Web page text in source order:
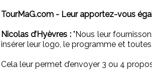
TourMaG.com - Leur apportez-vous
Nicolas d’Hyèvres :"Nous leur
insérer leur logo, le programme et
Cela leur permet d’envoyer 3 ou 4